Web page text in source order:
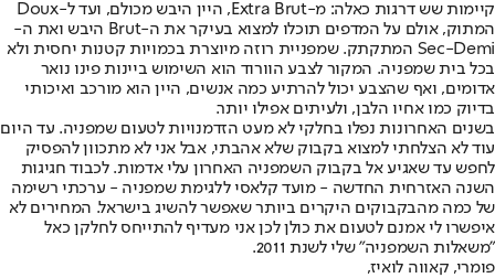
קיימות שש דרגות כאלה: מ-Extra Brut, היין היבש מכולם, ועד ל-Doux
המתוק, אולם על המדפים תוכלו למצוא בעיקר את ה-Brut היבש ואת ה-
Sec-Demi המתקתק. שמפניית רוזה מיוצרת בכמויות קטנות יחסית ולא
בכל בית שמפניה. המקור לצבע הוורוד הוא השימוש ביינות פינו נואר
אדומים, ואף שהצבע יכול להרתיע כמה אנשים, היין הוא מורכב ואיכותי
בדיוק כמו אחיו הלבן, ולעיתים אפילו יותר.
בשנים האחרונות נפלו בחלקי לא מעט הזדמנויות לטעום שמפניה. עד היום
עוד לא הצלחתי למצוא בקבוק שלא אהבתי, אבל אני לא מתכוון להפסיק
לחפש עד שאגיע אל בקבוק השמפניה האחרון עלי אדמות. לכבוד חגיגות
השנה האזרחית החדשה - מועד קלאסי ללגימת שמפניה - ערכתי רשימה
של כמה מהבקבוקים היקרים ביותר שאפשר להשיג בישראל. המחירים לא
איפשרו לי אמנם לטעום את כולן לכן אני מעדיף להתייחס לחלקן כאל
"משאלות השמפניה" שלי לשנת 2011.
פומרי, קאווה לואיז,